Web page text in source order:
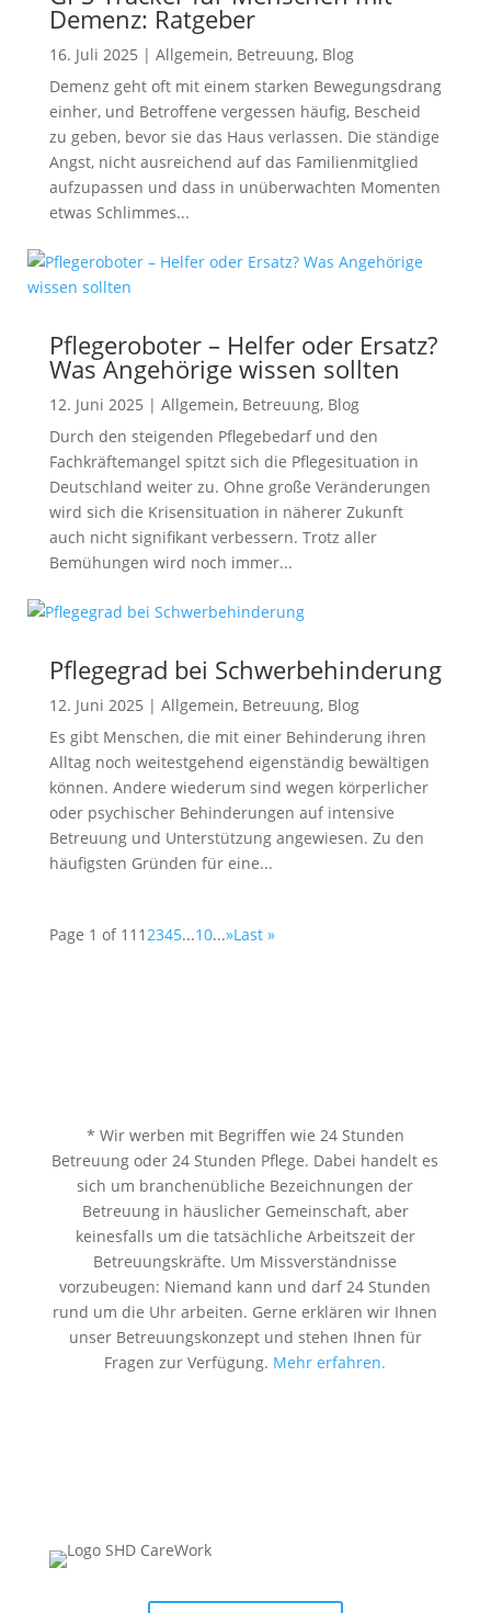
Demenz: Ratgeber
16. Juli 2025 | Allgemein, Betreuung, Blog
Demenz geht oft mit einem starken Bewegungsdrang
einher, und Betroffene vergessen häufig, Bescheid
zu geben, bevor sie das Haus verlassen. Die ständige
Angst, nicht ausreichend auf das Familienmitglied
aufzupassen und dass in unüberwachten Momenten
etwas Schlimmes...
Pflegeroboter – Helfer oder Ersatz?
Was Angehörige wissen sollten
12. Juni 2025 | Allgemein, Betreuung, Blog
Durch den steigenden Pflegebedarf und den
Fachkräftemangel spitzt sich die Pflegesituation in
Deutschland weiter zu. Ohne große Veränderungen
wird sich die Krisensituation in näherer Zukunft
auch nicht signifikant verbessern. Trotz aller
Bemühungen wird noch immer...
Pflegegrad bei Schwerbehinderung
12. Juni 2025 | Allgemein, Betreuung, Blog
Es gibt Menschen, die mit einer Behinderung ihren
Alltag noch weitestgehend eigenständig bewältigen
können. Andere wiederum sind wegen körperlicher
oder psychischer Behinderungen auf intensive
Betreuung und Unterstützung angewiesen. Zu den
häufigsten Gründen für eine...
Page 1 of 11 12345...10...»Last »
* Wir werben mit Begriffen wie 24 Stunden
Betreuung oder 24 Stunden Pflege. Dabei handelt es
sich um branchenübliche Bezeichnungen der
Betreuung in häuslicher Gemeinschaft, aber
keinesfalls um die tatsächliche Arbeitszeit der
Betreuungskräfte. Um Missverständnisse
vorzubeugen: Niemand kann und darf 24 Stunden
rund um die Uhr arbeiten. Gerne erklären wir Ihnen
unser Betreuungskonzept und stehen Ihnen für
Fragen zur Verfügung. Mehr erfahren.